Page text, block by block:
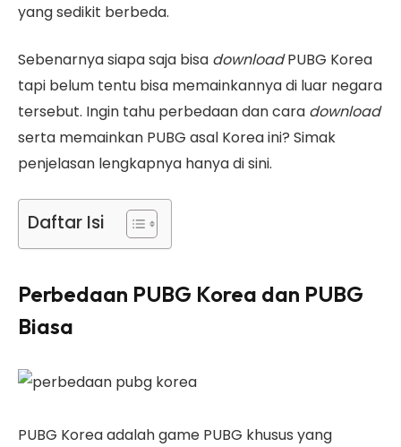
yang sedikit berbeda.
Sebenarnya siapa saja bisa downloadPUBG Korea
tapi belum tentu bisa memainkannya di luar negara
tersebut. Ingin tahu perbedaan dan cara download
serta memainkan PUBG asal Korea ini? Simak
penjelasan lengkapnya hanya di sini.
Daftar Isi
Perbedaan PUBG Korea dan PUBG
Biasa
PUBG Korea adalah game PUBG khusus yang